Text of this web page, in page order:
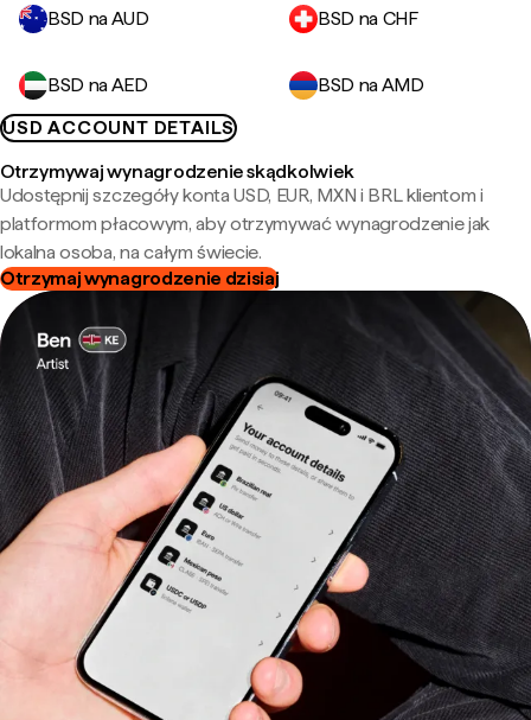
BSD na AUD BSD na CHF
BSD na AED
BSD na AMD
USD ACCOUNT DETAILS
Otrzymywaj wynagrodzenie skądkolwiek
Udostępnij szczegóły konta USD, EUR, MXN i BRL klientom i
platformom płacowym, aby otrzymywać wynagrodzenie jak
lokalna osoba, na całym świecie.
Otrzymaj wynagrodzenie dzisiaj